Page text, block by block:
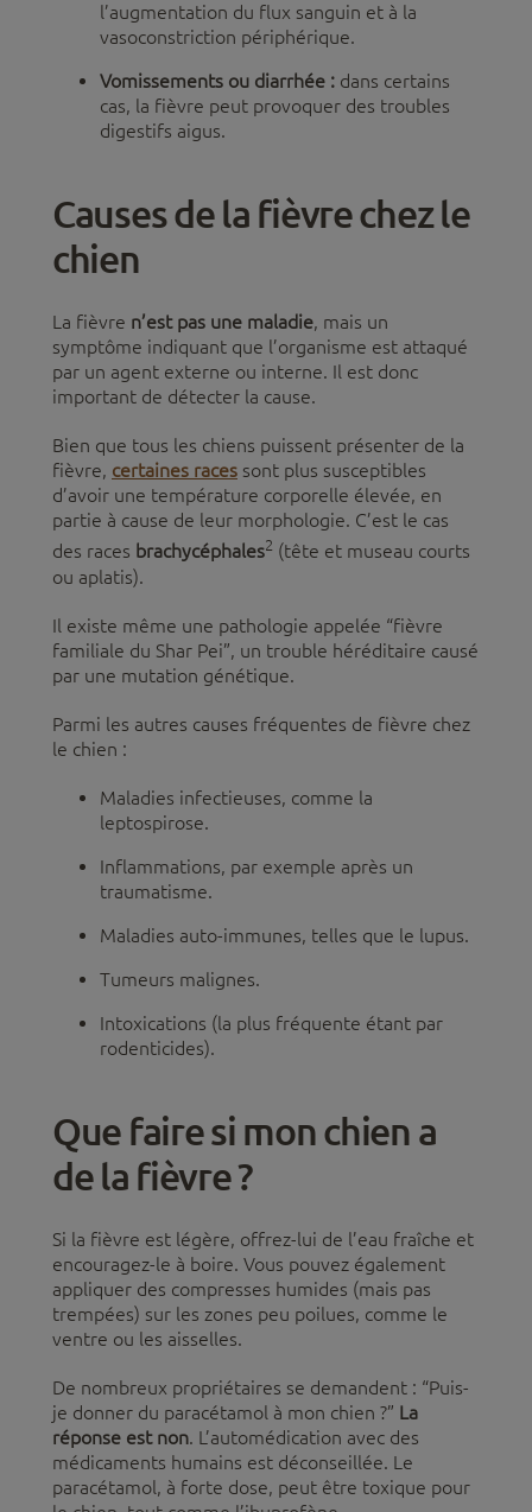
l’augmentation du flux sanguin et à la
vasoconstriction périphérique.
Vomissements ou diarrhée : dans certains
cas, la fièvre peut provoquer des troubles
digestifs aigus.
Causes de la fièvre chez le
chien
La fièvre n’est pas une maladie, mais un
symptôme indiquant que l’organisme est attaqué
par un agent externe ou interne. Il est donc
important de détecter la cause.
Bien que tous les chiens puissent présenter de la
fièvre, certaines races sont plus susceptibles
d’avoir une température corporelle élevée, en
partie à cause de leur morphologie. C’est le cas
des races brachycéphales2 (tête et museau courts
ou aplatis).
Il existe même une pathologie appelée “fièvre
familiale du Shar Pei”, un trouble héréditaire causé
par une mutation génétique.
Parmi les autres causes fréquentes de fièvre chez
le chien :
Maladies infectieuses, comme la
leptospirose.
Inflammations, par exemple après un
traumatisme.
Maladies auto-immunes, telles que le lupus.
Tumeurs malignes.
Intoxications (la plus fréquente étant par
rodenticides).
Que faire si mon chien a
de la fièvre ?
Si la fièvre est légère, offrez-lui de l’eau fraîche et
encouragez-le à boire. Vous pouvez également
appliquer des compresses humides (mais pas
trempées) sur les zones peu poilues, comme le
ventre ou les aisselles.
De nombreux propriétaires se demandent : “Puis-
je donner du paracétamol à mon chien ?” La
réponse est non. L’automédication avec des
médicaments humains est déconseillée. Le
paracétamol, à forte dose, peut être toxique pour